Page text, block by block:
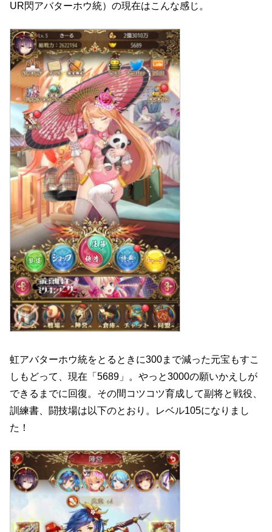
UR閃アバターホウ統）の現在はこんな感じ。
虹アバターホウ統をとるときに300まで減った元宝もすこ
しもどって、現在「5689」。やっと3000の願いかえしが
できるまでに回復。その間コツコツ育成して副将と戦役、
訓練書、闘技場は以下のとおり。レベル105になりまし
た！